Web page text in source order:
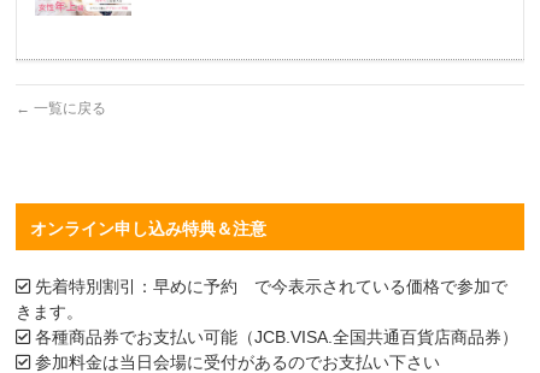
← 一覧に戻る
オンライン申し込み特典＆注意
先着特別割引：早めに予約 で今表示されている価格で参加で
きます。
各種商品券でお支払い可能（JCB.VISA.全国共通百貨店商品券）
参加料金は当日会場に受付があるのでお支払い下さい